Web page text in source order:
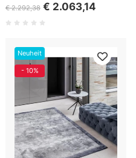
€ 2.292,38 € 2.063,14
Neuheit
- 10%